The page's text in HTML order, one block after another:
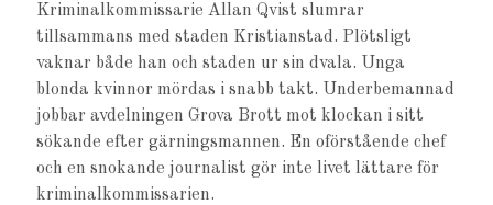
Kriminalkommissarie Allan Qvist slumrar
tillsammans med staden Kristianstad. Plötsligt
vaknar både han och staden ur sin dvala. Unga
blonda kvinnor mördas i snabb takt. Underbemannad
jobbar avdelningen Grova Brott mot klockan i sitt
sökande efter gärningsmannen. En oförstående chef
och en snokande journalist gör inte livet lättare för
kriminalkommissarien.